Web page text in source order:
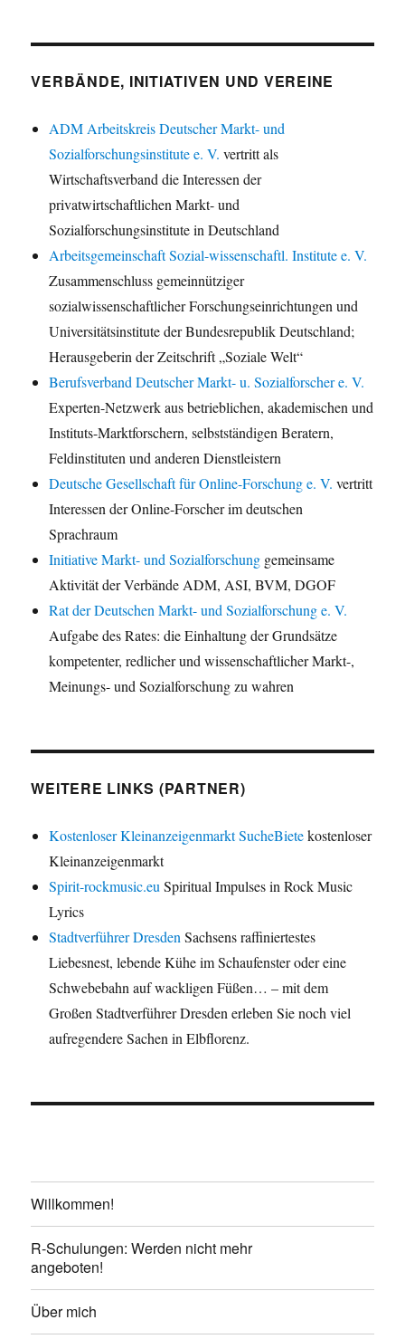
VERBÄNDE, INITIATIVEN UND VEREINE
ADM Arbeitskreis Deutscher Markt- und
Sozialforschungsinstitute e. V. vertritt als
Wirtschaftsverband die Interessen der
privatwirtschaftlichen Markt- und
Sozialforschungsinstitute in Deutschland
Arbeitsgemeinschaft Sozial-wissenschaftl. Institute e. V.
Zusammenschluss gemeinnütziger
sozialwissenschaftlicher Forschungseinrichtungen und
Universitätsinstitute der Bundesrepublik Deutschland;
Herausgeberin der Zeitschrift „Soziale Welt“
Berufsverband Deutscher Markt- u. Sozialforscher e. V.
Experten-Netzwerk aus betrieblichen, akademischen und
Instituts-Marktforschern, selbstständigen Beratern,
Feldinstituten und anderen Dienstleistern
Deutsche Gesellschaft für Online-Forschung e. V. vertritt
Interessen der Online-Forscher im deutschen
Sprachraum
Initiative Markt- und Sozialforschung gemeinsame
Aktivität der Verbände ADM, ASI, BVM, DGOF
Rat der Deutschen Markt- und Sozialforschung e. V.
Aufgabe des Rates: die Einhaltung der Grundsätze
kompetenter, redlicher und wissenschaftlicher Markt-,
Meinungs- und Sozialforschung zu wahren
WEITERE LINKS (PARTNER)
Kostenloser Kleinanzeigenmarkt SucheBietekostenloser
Kleinanzeigenmarkt
Spirit-rockmusic.eu Spiritual Impulses in Rock Music
Lyrics
Stadtverführer Dresden Sachsens raffiniertestes
Liebesnest, lebende Kühe im Schaufenster oder eine
Schwebebahn auf wackligen Füßen… – mit dem
Großen Stadtverführer Dresden erleben Sie noch viel
aufregendere Sachen in Elbflorenz.
Willkommen!
R-Schulungen: Werden nicht mehr
angeboten!
Über mich